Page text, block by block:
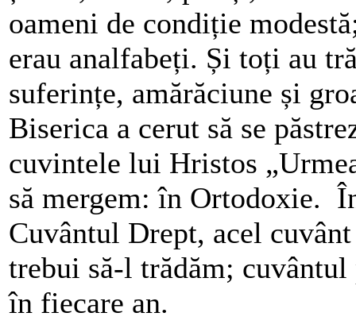
oameni de condiție
erau analfabeți. Și toți au
suferințe, amărăciune și
Biserica a cerut să se
cuvintele lui Hristos
să mergem: în Ortodoxie.
Cuvântul Drept, acel
trebui să-l trădăm;
în fiecare an.